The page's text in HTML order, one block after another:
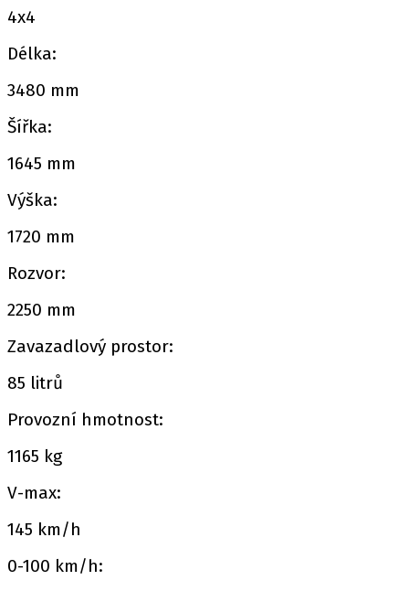
4x4
Délka:
3480 mm
Šířka:
1645 mm
Výška:
1720 mm
Rozvor:
2250 mm
Zavazadlový prostor:
85 litrů
Provozní hmotnost:
1165 kg
V-max:
145 km/h
0-100 km/h: